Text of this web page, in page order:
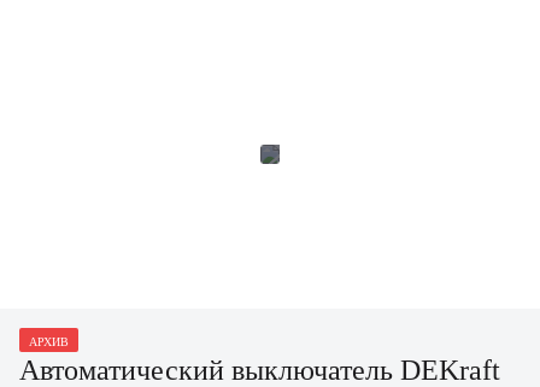
АРХИВ
Автоматический выключатель DEKraft